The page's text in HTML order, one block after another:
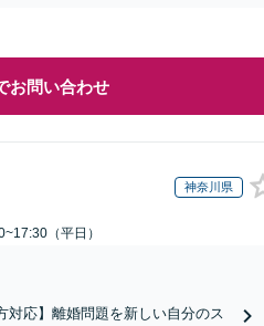
お問い合わせ
神奈川県
（平日）
対応】離婚問題を新しい自分のス